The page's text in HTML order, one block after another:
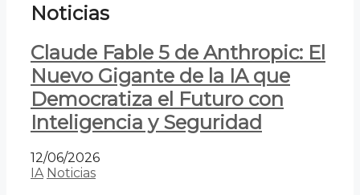
Noticias
Claude Fable 5 de Anthropic: El
Nuevo Gigante de la IA que
Democratiza el Futuro con
Inteligencia y Seguridad
12/06/2026
IA Noticias